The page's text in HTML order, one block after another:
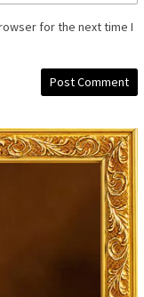
for the next time I